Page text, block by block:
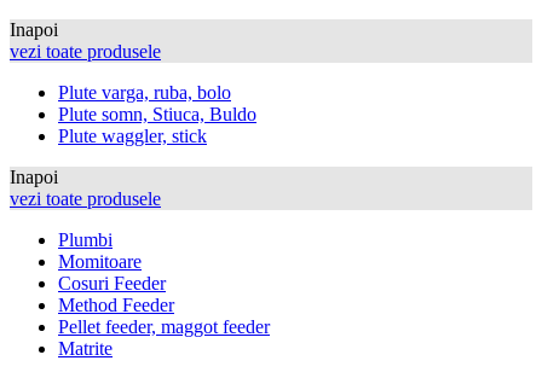
Inapoi
vezi toate produsele
Plute varga, ruba, bolo
Plute somn, Stiuca, Buldo
Plute waggler, stick
Inapoi
vezi toate produsele
Plumbi
Momitoare
Cosuri Feeder
Method Feeder
Pellet feeder, maggot feeder
Matrite